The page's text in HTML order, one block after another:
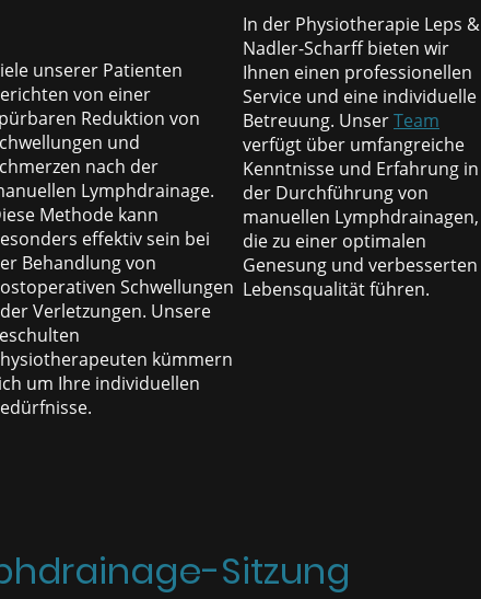
unserer Patienten
von einer
Reduktion von
und
nach der
Lymphdrainage.
Methode kann
effektiv sein bei
Behandlung von
Schwellungen
Verletzungen. Unsere
kümmern
um Ihre individuellen
In der Physiotherapie Leps &
Nadler-Scharff bieten wir
Ihnen einen professionellen
Service und eine individuelle
Betreuung. UnserTeam
verfügt über umfangreiche
Kenntnisse und Erfahrung in
der Durchführung von
manuellen Lymphdrainagen,
die zu einer optimalen
Genesung und verbesserten
Lebensqualität führen.
Sitzung